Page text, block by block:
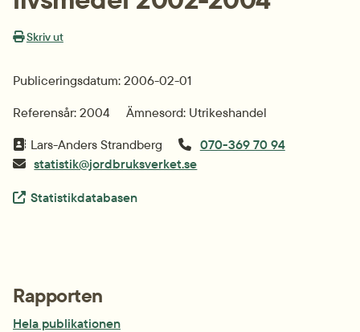
Skriv ut
Publiceringsdatum: 2006-02-01
Referensår: 2004
Ämnesord: Utrikeshandel
Lars-Anders Strandberg
070-369 70 94
statistik@jordbruksverket.se
Extern länk.
Statistikdatabasen
Rapporten
Hela publikationenpdf, 879.7 kB.